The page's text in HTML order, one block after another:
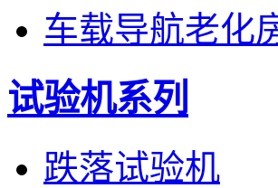
车载导航老化
试验机系列
跌落试验机